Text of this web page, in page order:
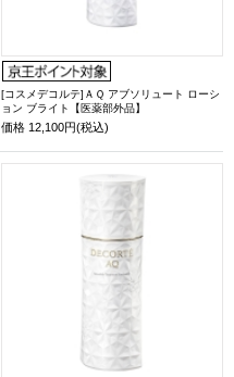
[コスメデコルテ]ＡＱ アブソリュート ローシ
ョン ブライト【医薬部外品】
価格 12,100円(税込)